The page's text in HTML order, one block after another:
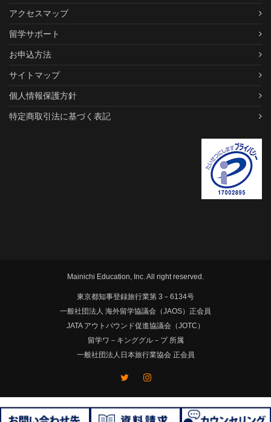
アクセスマップ
留学サポート
お申込方法
サイトマップ
個人情報保護方針
特定商取引法に基づく表記
Mainichi Education, Inc. All right reserved.
東京都知事登録旅行業第 3－6134号
一般社団法人 海外留学協議会（JAOS）正会員
JATA アウトバウンド促進協議会（JOTC）
留学ワ－キンググル－プ 所属
一般社団法人日本旅行業協会 正会員